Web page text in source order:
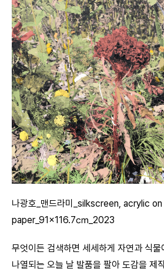
나광호_맨드라미_silkscreen, acrylic
paper_91×116.7㎝_2023
무엇이든 검색하면 세세하게 자연과 식물
나열되는 오늘 날 발품을 팔아 도감을 제